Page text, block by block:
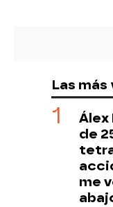
Las
Álex
de
me